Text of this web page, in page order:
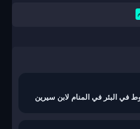
في البئر في المنام لابن سيرين